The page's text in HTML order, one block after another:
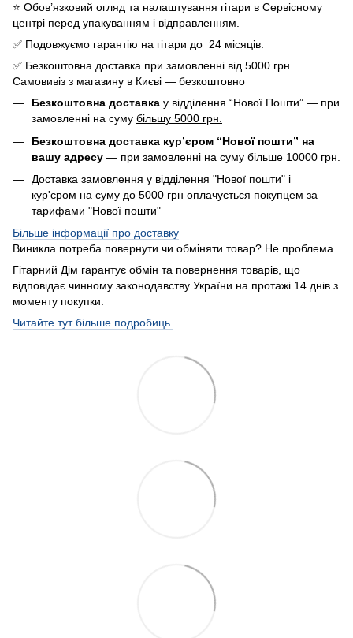
⭐️ Обов’язковий огляд та налаштування гітари в Сервісному
центрі перед упакуванням і відправленням.
✅ Подовжуємо гарантію на гітари до 24 місяців.
✅ Безкоштовна доставка при замовленні від 5000 грн.
Самовивіз з магазину в Києві — безкоштовно
Безкоштовна доставка у відділення “Нової Пошти” — при
замовленні на суму більшу 5000 грн.
Безкоштовна доставка кур’єром “Нової пошти” на
вашу адресу — при замовленні на суму більше 10000 грн.
Доставка замовлення у відділення "Нової пошти" і
кур'єром на суму до 5000 грн оплачується покупцем за
тарифами "Нової пошти"
Більше інформації про доставку
Виникла потреба повернути чи обміняти товар? Не проблема.
Гітарний Дім гарантує обмін та повернення товарів, що
відповідає чинному законодавству України на протажі 14 днів з
моменту покупки.
Читайте тут більше подробиць.